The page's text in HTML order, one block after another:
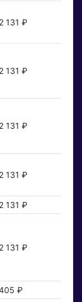
2 131 ₽
2 131 ₽
2 131 ₽
2 131 ₽
2 131 ₽
2 131 ₽
₽